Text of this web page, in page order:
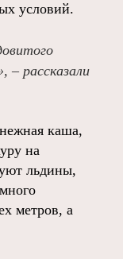
условий.
– рассказали
каша,
на
льдины,
метров, а